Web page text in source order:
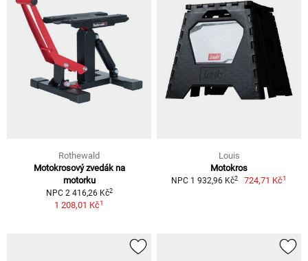
Rothewald
Motokrosový zvedák na
motorku
NPC 2 416,26 Kč2
1 208,01 Kč1
Louis
Motokros
NPC 1 932,96 Kč2 724,71 Kč1